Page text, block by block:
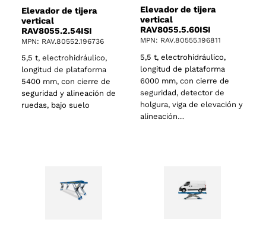
Elevador de tijera
vertical
RAV8055.2.54ISI
MPN: RAV.80552.196736
5,5 t, electrohidráulico,
longitud de plataforma
5400 mm, con cierre de
seguridad y alineación de
ruedas, bajo suelo
Elevador de tijera
vertical
RAV8055.5.60ISI
MPN: RAV.80555.196811
5,5 t, electrohidráulico,
longitud de plataforma
6000 mm, con cierre de
seguridad, detector de
holgura, viga de elevación y
alineación…